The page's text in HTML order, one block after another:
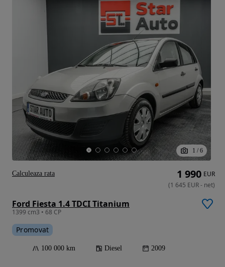
1 / 6
Ford Fiesta 1.4 TDCI Titanium
1399 cm3 • 68 CP
Promovat
100 000 km Diesel 2009
1 990 EUR
(1 645 EUR- net)
Calculeaza rata